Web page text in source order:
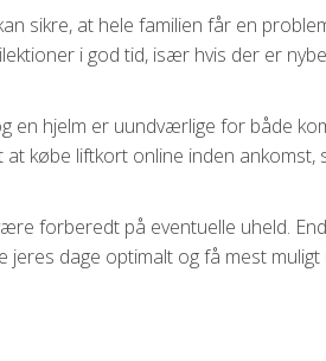
sikre, at hele familien får en
i god tid, især hvis der er
en hjelm er uundværlige for både
købe liftkort online inden ankomst,
forberedt på eventuelle uheld.
dage optimalt og få mest muligt